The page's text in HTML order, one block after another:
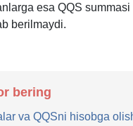
esa QQS summasi
berilmaydi.
bering
va QQSni hisobga